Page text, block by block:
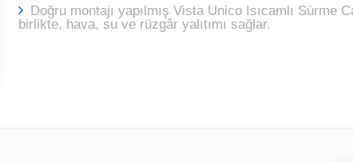
Doğru montajı yapılmış Vista Unico Isıcamlı Sürme
birlikte, hava, su ve rüzgâr yalıtımı sağlar.